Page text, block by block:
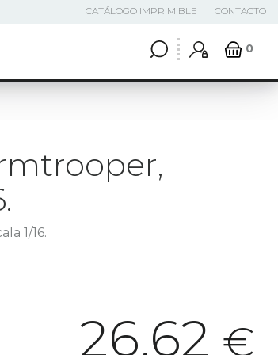
0
CATÁLOGO IMPRIMIBLE CONTACTO
1/16.
26,62 €